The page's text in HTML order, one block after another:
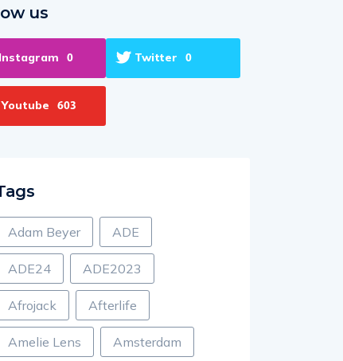
us
Instagram 0 Twitter 0
Youtube 603
Adam Beyer ADE
ADE24 ADE2023
Afrojack Afterlife
Amelie Lens Amsterdam